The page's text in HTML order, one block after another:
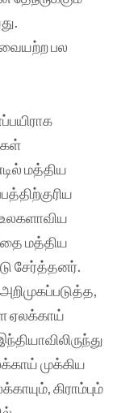
பல
மத்திய
மத்திய
சேர்த்தனர்.
ஏலக்காய்
முக்கிய
கிராம்பும்